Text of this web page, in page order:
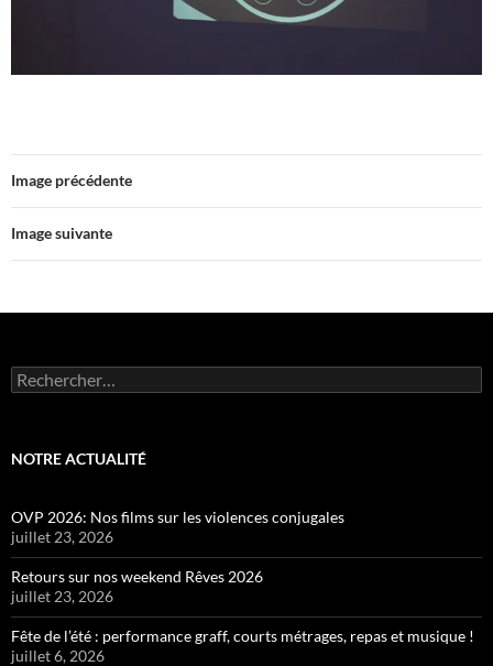
Image précédente
Image suivante
Rechercher :
NOTRE ACTUALITÉ
OVP 2026: Nos films sur les violences conjugales
juillet 23, 2026
Retours sur nos weekend Rêves 2026
juillet 23, 2026
Fête de l’été : performance graff, courts métrages, repas et musique !
juillet 6, 2026